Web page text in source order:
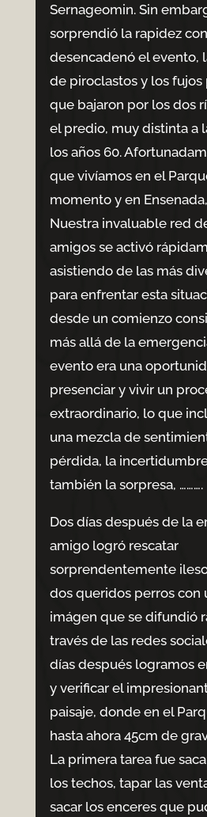
Sernageomin. Sin
sorprendió la rapidez
desencadenó el evento,
de piroclastos y los fujos
que bajaron por los dos
el predio, muy distinta a
los años 60.
que vivíamos en el
momento y en
Nuestra invaluable red
amigos se activó
asistiendo de las más
para enfrentar esta
desde un comienzo
más allá de la
evento era una
presenciar y vivir un
extraordinario, lo que
una mezcla de
pérdida, la
también la sorpresa, ……….
Dos días después de la
amigo logró rescatar
sorprendentemente
dos queridos perros con
imágen que se difundió
través de las redes
días después logramos
y verificar el
paisaje, donde en el
hasta ahora 45cm de
La primera tarea fue
los techos, tapar las
sacar los enceres que